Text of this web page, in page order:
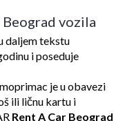
vozila
daljem tekstu
i poseduje
je u obavezi
ili ličnu kartu i
Rent A Car Beograd